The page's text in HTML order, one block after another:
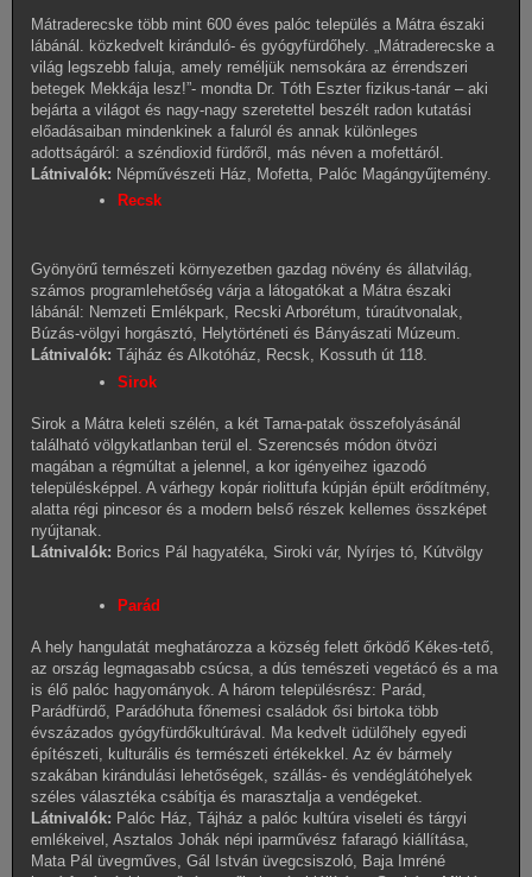
Mátraderecske több mint 600 éves palóc település a Mátra északi
lábánál. közkedvelt kiránduló- és gyógyfürdőhely. „Mátraderecske a
világ legszebb faluja, amely reméljük nemsokára az érrendszeri
betegek Mekkája lesz!”- mondta Dr. Tóth Eszter fizikus-tanár – aki
bejárta a világot és nagy-nagy szeretettel beszélt radon kutatási
előadásaiban mindenkinek a faluról és annak különleges
adottságáról: a széndioxid fürdőről, más néven a mofettáról.
Látnivalók: Népművészeti Ház, Mofetta, Palóc Magángyűjtemény.
Recsk
Gyönyörű természeti környezetben gazdag növény és állatvilág,
számos programlehetőség várja a látogatókat a Mátra északi
lábánál: Nemzeti Emlékpark, Recski Arborétum, túraútvonalak,
Búzás-völgyi horgásztó, Helytörténeti és Bányászati Múzeum.
Látnivalók: Tájház és Alkotóház, Recsk, Kossuth út 118.
Sirok
Sirok a Mátra keleti szélén, a két Tarna-patak összefolyásánál
található völgykatlanban terül el. Szerencsés módon ötvözi
magában a régmúltat a jelennel, a kor igényeihez igazodó
településképpel. A várhegy kopár riolittufa kúpján épült erődítmény,
alatta régi pincesor és a modern belső részek kellemes összképet
nyújtanak.
Látnivalók: Borics Pál hagyatéka, Siroki vár, Nyírjes tó, Kútvölgy
Parád
A hely hangulatát meghatározza a község felett őrködő Kékes-tető,
az ország legmagasabb csúcsa, a dús temészeti vegetácó és a ma
is élő palóc hagyományok. A három településrész: Parád,
Parádfürdő, Parádóhuta főnemesi családok ősi birtoka több
évszázados gyógyfürdőkultúrával. Ma kedvelt üdülőhely egyedi
építészeti, kulturális és természeti értékekkel. Az év bármely
szakában kirándulási lehetőségek, szállás- és vendéglátóhelyek
széles választéka csábítja és marasztalja a vendégeket.
Látnivalók: Palóc Ház, Tájház a palóc kultúra viseleti és tárgyi
emlékeivel, Asztalos Johák népi iparművész fafaragó kiállítása,
Mata Pál üvegműves, Gál István üvegcsiszoló, Baja Imréné